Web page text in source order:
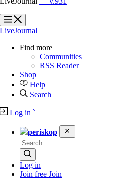
?
?
LiveJournal
Find more
Communities
RSS Reader
Shop
Help
Search
Log in `
periskop
Log in
Join free Join